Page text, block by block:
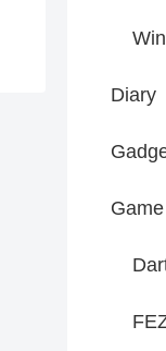
Diary
Game